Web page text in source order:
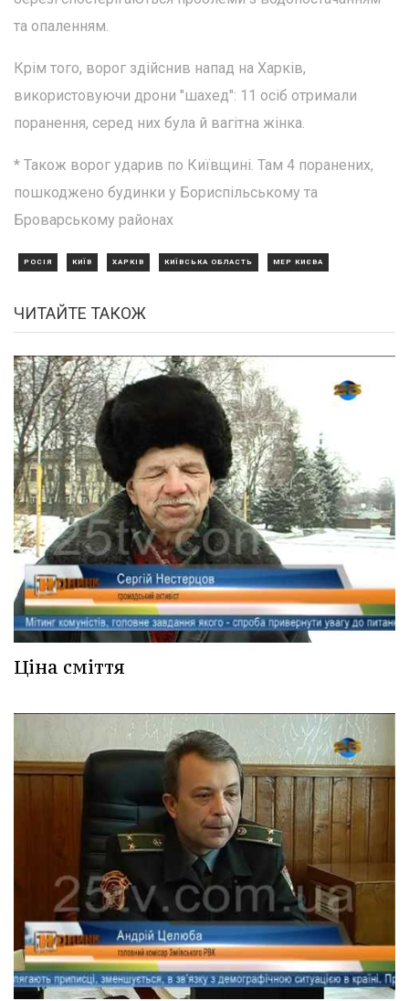
та опаленням.
Крім того, ворог здійснив напад на Харків,
використовуючи дрони "шахед": 11 осіб отримали
поранення, серед них була й вагітна жінка.
* Також ворог ударив по Київщині. Там 4 поранених,
пошкоджено будинки у Бориспільському та
Броварському районах
РОСІЯ КИЇВ ХАРКІВ КИЇВСЬКА ОБЛАСТЬ МЕР КИЄВА
ЧИТАЙТЕ ТАКОЖ
Ціна сміття